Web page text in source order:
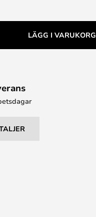
LÄGG I VARUKORG